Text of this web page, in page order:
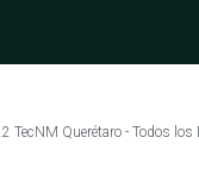
TecNM Querétaro - Todos